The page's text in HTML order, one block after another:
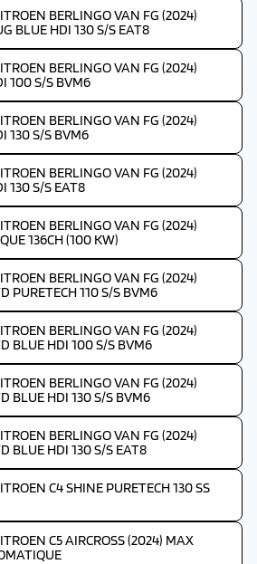
BERLINGO VAN FG (2024)
BLUE HDI 130 S/S EAT8
BERLINGO VAN FG (2024)
100 S/S BVM6
BERLINGO VAN FG (2024)
130 S/S BVM6
BERLINGO VAN FG (2024)
130 S/S EAT8
BERLINGO VAN FG (2024)
136CH (100 KW)
BERLINGO VAN FG (2024)
PURETECH 110 S/S BVM6
BERLINGO VAN FG (2024)
BLUE HDI 100 S/S BVM6
BERLINGO VAN FG (2024)
BLUE HDI 130 S/S BVM6
BERLINGO VAN FG (2024)
BLUE HDI 130 S/S EAT8
C4 SHINE PURETECH 130 SS
C5 AIRCROSS (2024) MAX